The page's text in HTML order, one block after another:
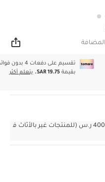
تقسيم على دفعات 4 بدون
بقيمةSAR 19.75. يتعلم أكثر
شحن مجاني للطلبات التي تزيد عن 400 ر.س (للمنتجات غير بالأثاث ف